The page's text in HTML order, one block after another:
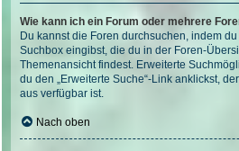
Wie kann ich ein Forum oder mehrere
Du kannst die Foren durchsuchen, indem
Suchbox eingibst, die du in der Foren-
Themenansicht findest. Erweiterte
du den „Erweiterte Suche“-Link anklickst,
aus verfügbar ist.
Nach oben